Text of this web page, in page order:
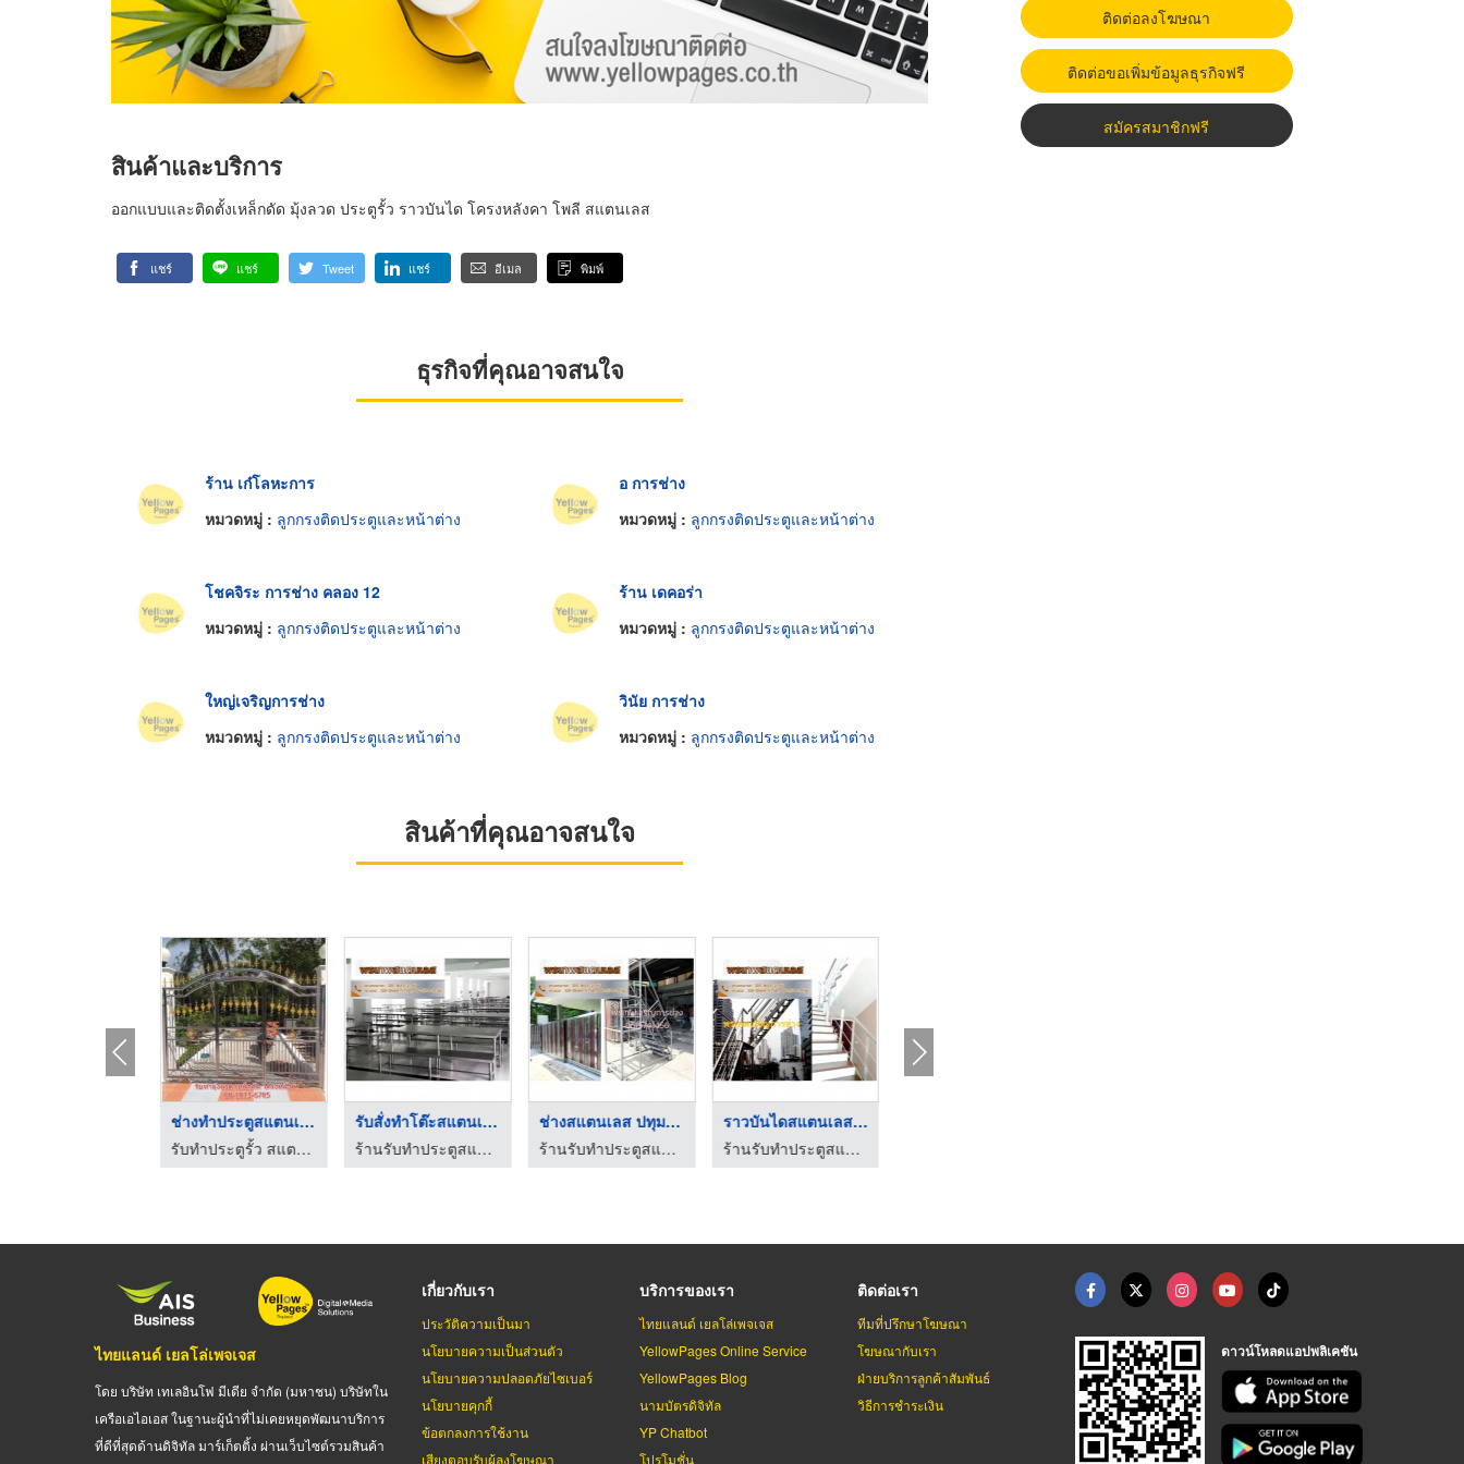
สินค้าและบริการ
ออกแบบและติดตั้งเหล็กดัด มุ้งลวด ประตูรั้ว ราวบันได โครงหลังคา โพลี สแตนเลส
แชร์ แชร์ Tweet แชร์ อีเมล พิมพ์
ธุรกิจที่คุณอาจสนใจ
ร้าน เก๋โลหะการ
หมวดหมู่ : ลูกกรงติดประตูและหน้าต่าง
อ การช่าง
หมวดหมู่ : ลูกกรงติดประตูและหน้าต่าง
โชคจิระ การช่าง คลอง 12
หมวดหมู่ : ลูกกรงติดประตูและหน้าต่าง
ร้าน เดคอร่า
หมวดหมู่ : ลูกกรงติดประตูและหน้าต่าง
ใหญ่เจริญการช่าง
หมวดหมู่ : ลูกกรงติดประตูและหน้าต่าง
วินัย การช่าง
หมวดหมู่ : ลูกกรงติดประตูและหน้าต่าง
สินค้าที่คุณอาจสนใจ
ช่างทำประตูสแตนเลสดั ...
รับทำประตูรั้ว สแตนเลส พระประแดง ช่างนก
รับสั่งทำโต๊ะสแตนเลส ...
ร้านรับทำประตูสแตนเลส ปทุมธานี
ช่างสแตนเลส ปทุมธานี
ร้านรับทำประตูสแตนเลส ปทุมธานี
ราวบันไดสแตนเลส ปทุม ...
ร้านรับทำประตูสแตนเลส ปทุมธานี
ติดต่อลงโฆษณา
ติดต่อขอเพิ่มข้อมูลธุรกิจฟรี
สมัครสมาชิกฟรี
ไทยแลนด์ เยลโล่เพจเจส
โดย บริษัท เทเลอินโฟ มีเดีย จำกัด (มหาชน) บริษัทใน
เครือเอไอเอส ในฐานะผู้นำที่ไม่เคยหยุดพัฒนาบริการ
ที่ดีที่สุดด้านดิจิทัล มาร์เก็ตติ้ง ผ่านเว็บไซต์รวมสินค้า
เกี่ยวกับเรา
ประวัติความเป็นมา
นโยบายความเป็นส่วนตัว
นโยบายความปลอดภัยไซเบอร์
นโยบายคุกกี้
ข้อตกลงการใช้งาน
เสียงตอบรับผู้ลงโฆษณา
บริการของเรา
ไทยแลนด์ เยลโล่เพจเจส
YellowPages Online Service
YellowPages Blog
นามบัตรดิจิทัล
YP Chatbot
โปรโมชั่น
ติดต่อเรา
ทีมที่ปรึกษาโฆษณา
โฆษณากับเรา
ฝ่ายบริการลูกค้าสัมพันธ์
วิธีการชำระเงิน
ดาวน์โหลดแอปพลิเคชัน